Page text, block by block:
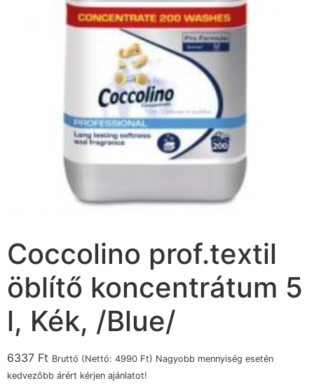
Coccolino prof.textil
öblítő koncentrátum 5
l, Kék, /Blue/
6337 Ft Bruttó (Nettó: 4990 Ft) Nagyobb mennyiség esetén
kedvezőbb árért kérjen ajánlatot!